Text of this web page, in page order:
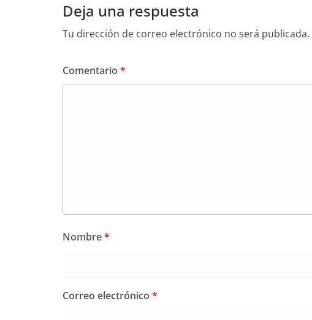
k
Deja una respuesta
Tu dirección de correo electrónico no será publicada.
Comentario *
Nombre*
Correo electrónico *